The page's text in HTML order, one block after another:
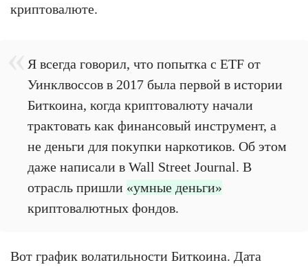
криптовалюте.
Я всегда говорил, что попытка с ETF от
Уинклвоссов в 2017 была первой в истории
Биткоина, когда криптовалюту начали
трактовать как финансовый инструмент, а
не деньги для покупки наркотиков. Об этом
даже написали в Wall Street Journal. В
отрасль пришли «умные деньги»
криптовалютных фондов.
Вот график волатильности Биткоина. Дата